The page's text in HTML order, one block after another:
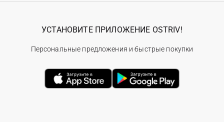
УСТАНОВИТЕ ПРИЛОЖЕНИЕ OSTRIV!
Персональные предложения и быстрые покупки